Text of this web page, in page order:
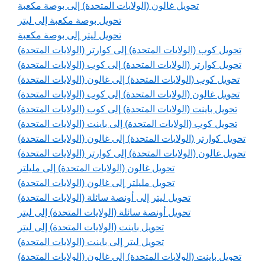
تحويل غالون (الولايات المتحدة) إلى بوصة مكعبة
تحويل بوصة مكعبة إلى ليتر
تحويل ليتر إلى بوصة مكعبة
تحويل كوب (الولايات المتحدة) إلى كوارتر (الولايات المتحدة)
تحويل كوارتر (الولايات المتحدة) إلى كوب (الولايات المتحدة)
تحويل كوب (الولايات المتحدة) إلى غالون (الولايات المتحدة)
تحويل غالون (الولايات المتحدة) إلى كوب (الولايات المتحدة)
تحويل باينت (الولايات المتحدة) إلى كوب (الولايات المتحدة)
تحويل كوب (الولايات المتحدة) إلى باينت (الولايات المتحدة)
تحويل كوارتر (الولايات المتحدة) إلى غالون (الولايات المتحدة)
تحويل غالون (الولايات المتحدة) إلى كوارتر (الولايات المتحدة)
تحويل غالون (الولايات المتحدة) إلى مليلتر
تحويل مليلتر إلى غالون (الولايات المتحدة)
تحويل ليتر إلى أونصة سائلة (الولايات المتحدة)
تحويل أونصة سائلة (الولايات المتحدة) إلى ليتر
تحويل باينت (الولايات المتحدة) إلى ليتر
تحويل ليتر إلى باينت (الولايات المتحدة)
تحويل باينت (الولايات المتحدة) إلى غالون (الولايات المتحدة)